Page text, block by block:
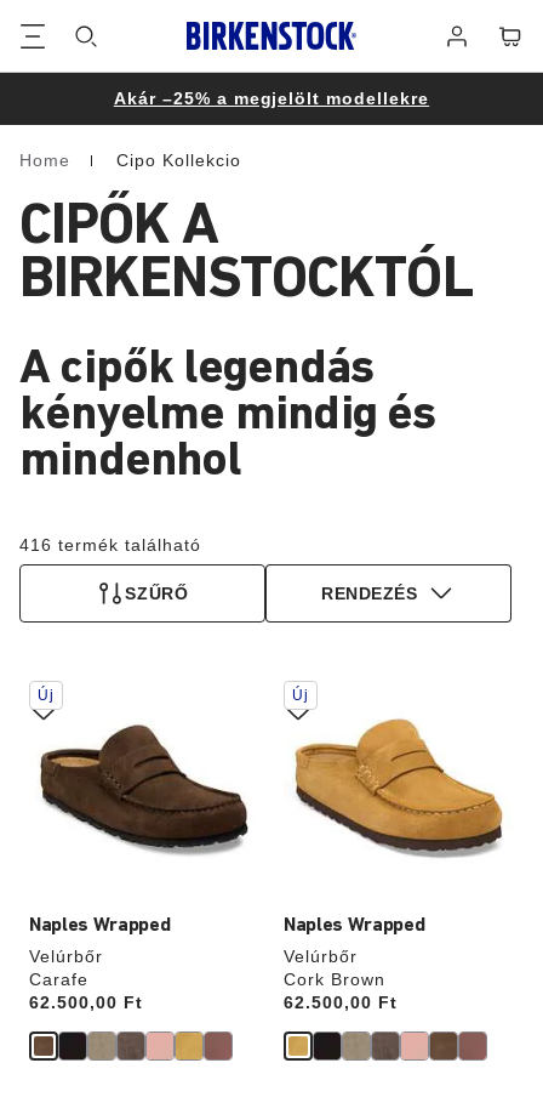
Akár –25% a megjelölt modellekre
Homepage
Home Cipo Kollekcio
CIPŐK A
BIRKENSTOCKTÓL
A cipők legendás
kényelme mindig és
mindenhol
416 termék található
SZŰRŐ RENDEZÉS
Naples Wrapped
Velúrbőr
Carafe
Price:
62.500,00 Ft
A
színpalettával
való
interakció
frissíti
termékképet
Új
Naples Wrapped
Velúrbőr
Cork Brown
Price:
62.500,00 Ft
A
színpalettával
való
interakció
frissíti
termékképet
Új